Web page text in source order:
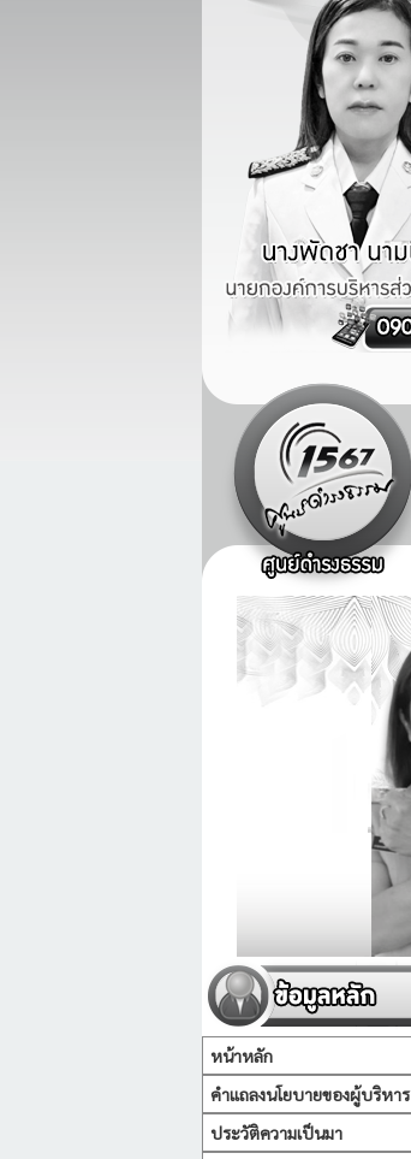
หน้าหลัก
คำแถลงนโยบายของผู้บริหาร
ประวัติความเป็นมา